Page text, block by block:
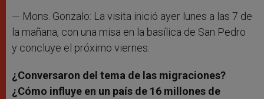
— Mons. Gonzalo: La visita inició ayer lunes a las 7 de
la mañana, con una misa en la basílica de San Pedro
y concluye el próximo viernes.
¿Conversaron del tema de las migraciones?
¿Cómo influye en un país de 16 millones de